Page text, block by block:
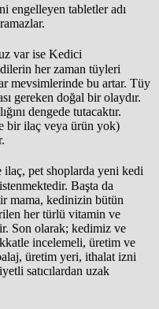
engelleyen tabletler adı
var ise Kedici
her zaman tüyleri
mevsimlerinde bu artar. Tüy
gereken doğal bir olaydır.
dengede tutacaktır.
bir ilaç veya ürün yok)
pet shoplarda yeni kedi
Başta da
mama, kedinizin bütün
her türlü vitamin ve
Son olarak; kedimiz ve
incelemeli, üretim ve
üretim yeri, ithalat izni
satıcılardan uzak